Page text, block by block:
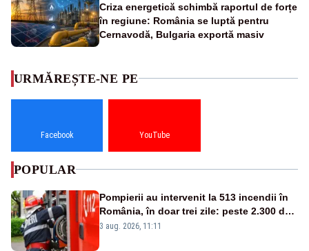
Criza energetică schimbă raportul de forțe
în regiune: România se luptă pentru
Cernavodă, Bulgaria exportă masiv
URMĂREȘTE-NE PE
Facebook YouTube
POPULAR
Pompierii au intervenit la 513 incendii în
România, în doar trei zile: peste 2.300 de
hectare de teren au fost afectate
3 aug. 2026, 11:11